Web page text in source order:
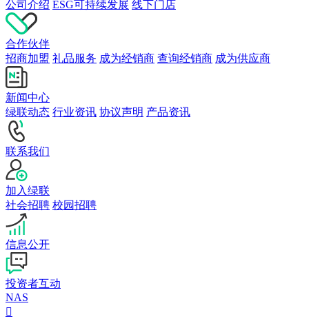
公司介绍 ESG可持续发展 线下门店
合作伙伴
招商加盟 礼品服务 成为经销商 查询经销商 成为供应商
新闻中心
绿联动态 行业资讯 协议声明 产品资讯
联系我们
加入绿联
社会招聘 校园招聘
信息公开
投资者互动
NAS
